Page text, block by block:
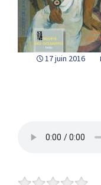
17 juin 2016